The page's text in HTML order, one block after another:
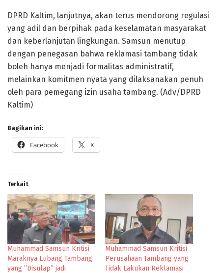
DPRD Kaltim, lanjutnya, akan terus mendorong regulasi
yang adil dan berpihak pada keselamatan masyarakat
dan keberlanjutan lingkungan. Samsun menutup
dengan penegasan bahwa reklamasi tambang tidak
boleh hanya menjadi formalitas administratif,
melainkan komitmen nyata yang dilaksanakan penuh
oleh para pemegang izin usaha tambang. (Adv/DPRD
Kaltim)
Bagikan ini:
Facebook X
Terkait
Muhammad Samsun Kritisi
Maraknya Lubang Tambang
yang ”Disulap” jadi
Muhammad Samsun Kritisi
Perusahaan Tambang yang
Tidak Lakukan Reklamasi